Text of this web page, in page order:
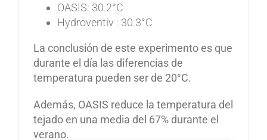
OASIS: 30.2°C
Hydroventiv : 30.3°C
La conclusión de este experimento es que
durante el día las diferencias de
temperatura pueden ser de 20°C.
Además, OASIS reduce la temperatura del
tejado en una media del 67% durante el
verano.